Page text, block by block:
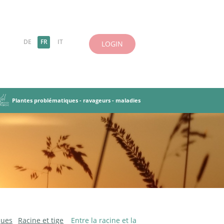
DE FR IT LOGIN
Objectifs et principes
et pâturages
légumineuses
Cultures dérobées
Plantes problématiques - ravageurs - maladies
Ravageurs, maladies
Racine et tige
Entre la racine et la